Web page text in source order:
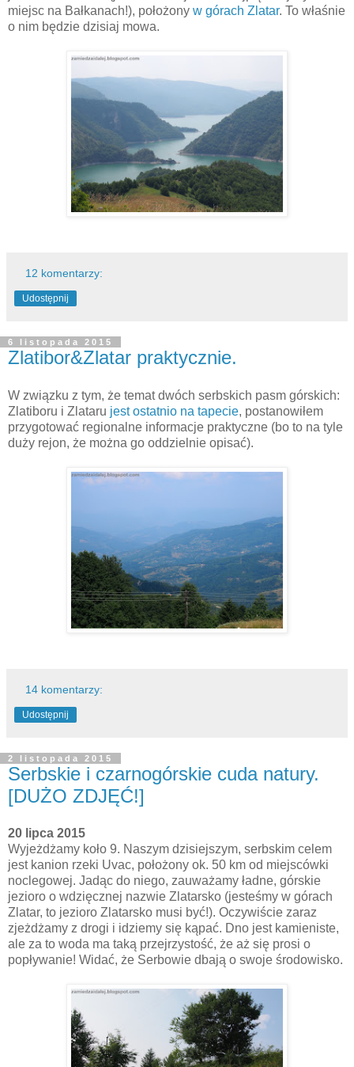
miejsc na Bałkanach!), położony w górach Zlatar. To właśnie
o nim będzie dzisiaj mowa.
12 komentarzy:
Udostępnij
6 listopada 2015
Zlatibor&Zlatar praktycznie.
W związku z tym, że temat dwóch serbskich pasm górskich:
Zlatiboru i Zlataru jest ostatnio na tapecie, postanowiłem
przygotować regionalne informacje praktyczne (bo to na tyle
duży rejon, że można go oddzielnie opisać).
14 komentarzy:
Udostępnij
2 listopada 2015
Serbskie i czarnogórskie cuda natury.
[DUŻO ZDJĘĆ!]
20 lipca 2015
Wyjeżdżamy koło 9. Naszym dzisiejszym, serbskim celem
jest kanion rzeki Uvac, położony ok. 50 km od miejscówki
noclegowej. Jadąc do niego, zauważamy ładne, górskie
jezioro o wdzięcznej nazwie Zlatarsko (jesteśmy w górach
Zlatar, to jezioro Zlatarsko musi być!). Oczywiście zaraz
zjeżdżamy z drogi i idziemy się kąpać. Dno jest kamieniste,
ale za to woda ma taką przejrzystość, że aż się prosi o
popływanie! Widać, że Serbowie dbają o swoje środowisko.